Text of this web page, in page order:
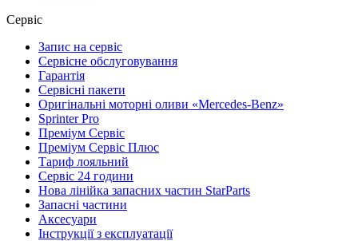
Сервіс
Запис на сервіс
Сервісне обслуговування
Гарантія
Сервісні пакети
Оригінальні моторні оливи «Mercedes-Benz»
Sprinter Pro
Преміум Сервіс
Преміум Сервіс Плюс
Тариф лояльний
Сервіс 24 години
Нова лінійка запасних частин StarParts
Запасні частини
Аксесуари
Інструкції з експлуатації